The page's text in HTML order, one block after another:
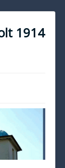
1914